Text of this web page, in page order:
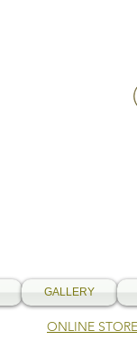
GALLERY
​ONLINE